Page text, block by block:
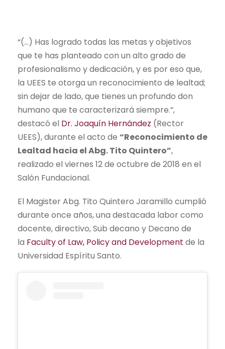
“(…) Has logrado todas las metas y objetivos
que te has planteado con un alto grado de
profesionalismo y dedicación, y es por eso que,
la UEES te otorga un reconocimiento de lealtad;
sin dejar de lado, que tienes un profundo don
humano que te caracterizará siempre.”,
destacó el Dr. Joaquín Hernández (Rector
UEES), durante el acto de “Reconocimiento de
Lealtad hacia el Abg. Tito Quintero”,
realizado el viernes 12 de octubre de 2018 en el
Salón Fundacional.
El Magister Abg. Tito Quintero Jaramillo cumplió
durante once años, una destacada labor como
docente, directivo, Sub decano y Decano de
la Faculty of Law, Policy and Development de la
Universidad Espíritu Santo.